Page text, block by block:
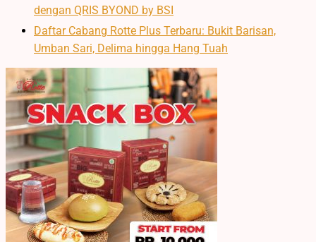
dengan QRIS BYOND by BSI
Daftar Cabang Rotte Plus Terbaru: Bukit Barisan,
Umban Sari, Delima hingga Hang Tuah